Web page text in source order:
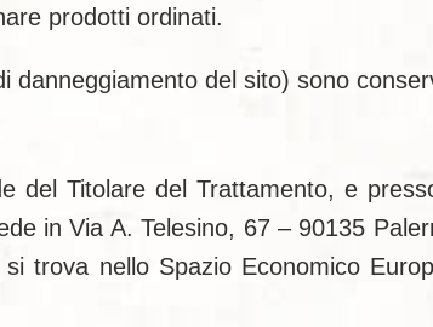
prodotti ordinati.
del sito) sono
del Titolare del Trattamento, e
in Via A. Telesino, 67 – 90135
trova nello Spazio Economico